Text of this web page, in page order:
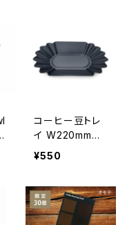
者様限定！SNO
W BEANS COF
FEE ロゴ入りオ
ント
コーヒー豆トレ
イ W220mm✕
H35mm✕D135
¥550